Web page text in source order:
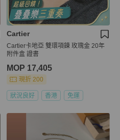
Cartier
Cartier卡地亞 雙環項鍊 玫瑰金 20年
附件盒 證書
MOP 17,405
現折 200
狀況良好 香港 免運